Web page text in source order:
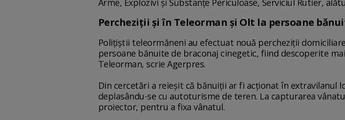
Percheziţii și în Teleorman şi Olt la persoane
Poliţiştii teleormăneni au efectuat nouă percheziţii
persoane bănuite de braconaj cinegetic, fiind descoperite
Teleorman, scrie Agerpres.
Din cercetări a reieşit că bănuiţii ar fi acţionat în
deplasându-se cu autoturisme de teren. La capturarea
proiector, pentru a fixa vânatul.